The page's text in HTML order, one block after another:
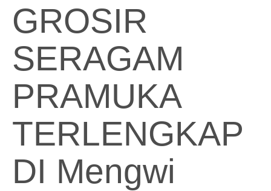
GROSIR
SERAGAM
PRAMUKA
TERLENGKAP
DI Mengwi